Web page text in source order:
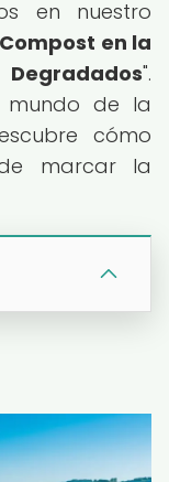
en nuestro
en la
".
mundo de la
cómo
marcar la